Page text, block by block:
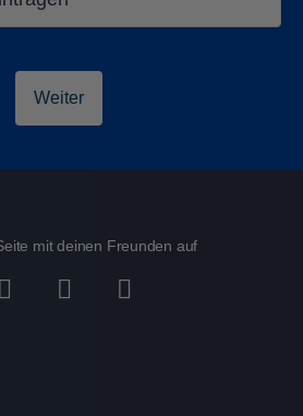
Weiter
mit deinen Freunden auf